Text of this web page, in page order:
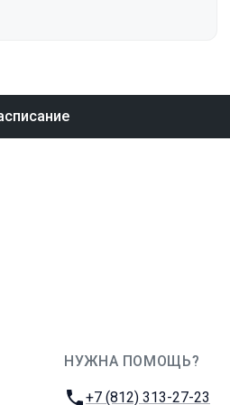
НУЖНА ПОМОЩЬ?
Телефон:
+7 (812) 313-27-23